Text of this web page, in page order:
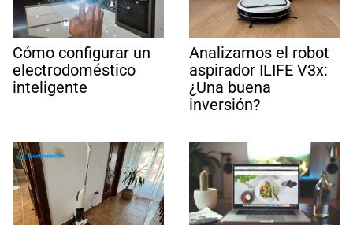
Cómo configurar un
electrodoméstico
inteligente
Analizamos el robot
aspirador ILIFE V3x:
¿Una buena
inversión?